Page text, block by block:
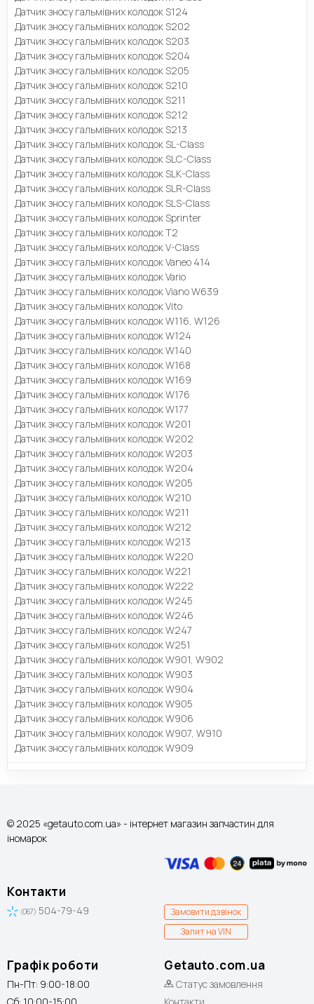
Датчик зносу гальмівних колодок S124
Датчик зносу гальмівних колодок S202
Датчик зносу гальмівних колодок S203
Датчик зносу гальмівних колодок S204
Датчик зносу гальмівних колодок S205
Датчик зносу гальмівних колодок S210
Датчик зносу гальмівних колодок S211
Датчик зносу гальмівних колодок S212
Датчик зносу гальмівних колодок S213
Датчик зносу гальмівних колодок SL-Class
Датчик зносу гальмівних колодок SLC-Class
Датчик зносу гальмівних колодок SLK-Class
Датчик зносу гальмівних колодок SLR-Class
Датчик зносу гальмівних колодок SLS-Class
Датчик зносу гальмівних колодок Sprinter
Датчик зносу гальмівних колодок T2
Датчик зносу гальмівних колодок V-Class
Датчик зносу гальмівних колодок Vaneo 414
Датчик зносу гальмівних колодок Vario
Датчик зносу гальмівних колодок Viano W639
Датчик зносу гальмівних колодок Vito
Датчик зносу гальмівних колодок W116, W126
Датчик зносу гальмівних колодок W124
Датчик зносу гальмівних колодок W140
Датчик зносу гальмівних колодок W168
Датчик зносу гальмівних колодок W169
Датчик зносу гальмівних колодок W176
Датчик зносу гальмівних колодок W177
Датчик зносу гальмівних колодок W201
Датчик зносу гальмівних колодок W202
Датчик зносу гальмівних колодок W203
Датчик зносу гальмівних колодок W204
Датчик зносу гальмівних колодок W205
Датчик зносу гальмівних колодок W210
Датчик зносу гальмівних колодок W211
Датчик зносу гальмівних колодок W212
Датчик зносу гальмівних колодок W213
Датчик зносу гальмівних колодок W220
Датчик зносу гальмівних колодок W221
Датчик зносу гальмівних колодок W222
Датчик зносу гальмівних колодок W245
Датчик зносу гальмівних колодок W246
Датчик зносу гальмівних колодок W247
Датчик зносу гальмівних колодок W251
Датчик зносу гальмівних колодок W901, W902
Датчик зносу гальмівних колодок W903
Датчик зносу гальмівних колодок W904
Датчик зносу гальмівних колодок W905
Датчик зносу гальмівних колодок W906
Датчик зносу гальмівних колодок W907, W910
Датчик зносу гальмівних колодок W909
© 2025 «getauto.com.ua» - інтернет магазин запчастин для
іномарок
Контакти
(067) 504-79-49
Замовити дзвінок
Запит на VIN
Графік роботи
Пн-Пт: 9:00-18:00
Getauto.com.ua
Статус замовлення